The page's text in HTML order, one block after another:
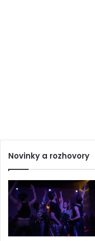
Novinky a rozhovory